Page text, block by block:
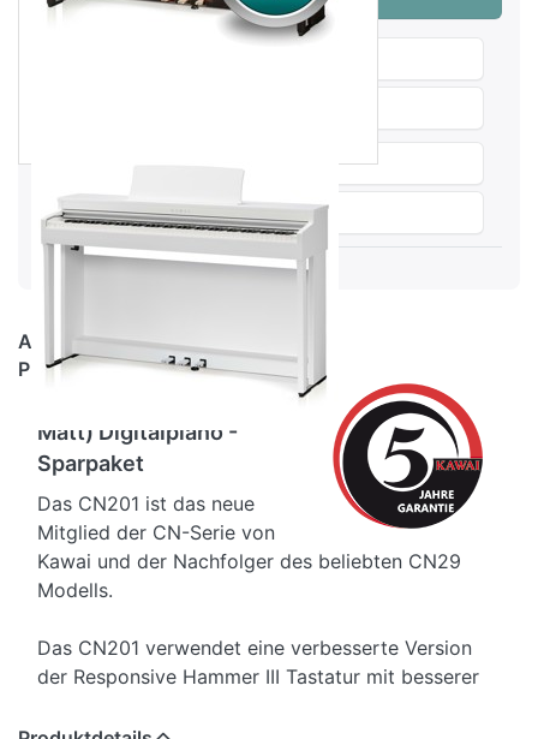
Vergleichen
Audio & Video
Produktbeschreibung
Matt) Digitalpiano -
Sparpaket
Das CN201 ist das neue
Mitglied der CN-Serie von
Kawai und der Nachfolger des beliebten CN29
Modells.
Das CN201 verwendet eine verbesserte Version
der Responsive Hammer III Tastatur mit besserer
leiseres Spiel. Der hervorragende Klang des